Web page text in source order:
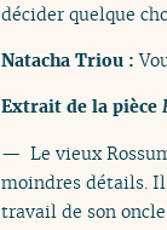
décider quelque
Natacha Triou :
Extrait de la pièce
— Le vieux
moindres détails. Il
travail de son